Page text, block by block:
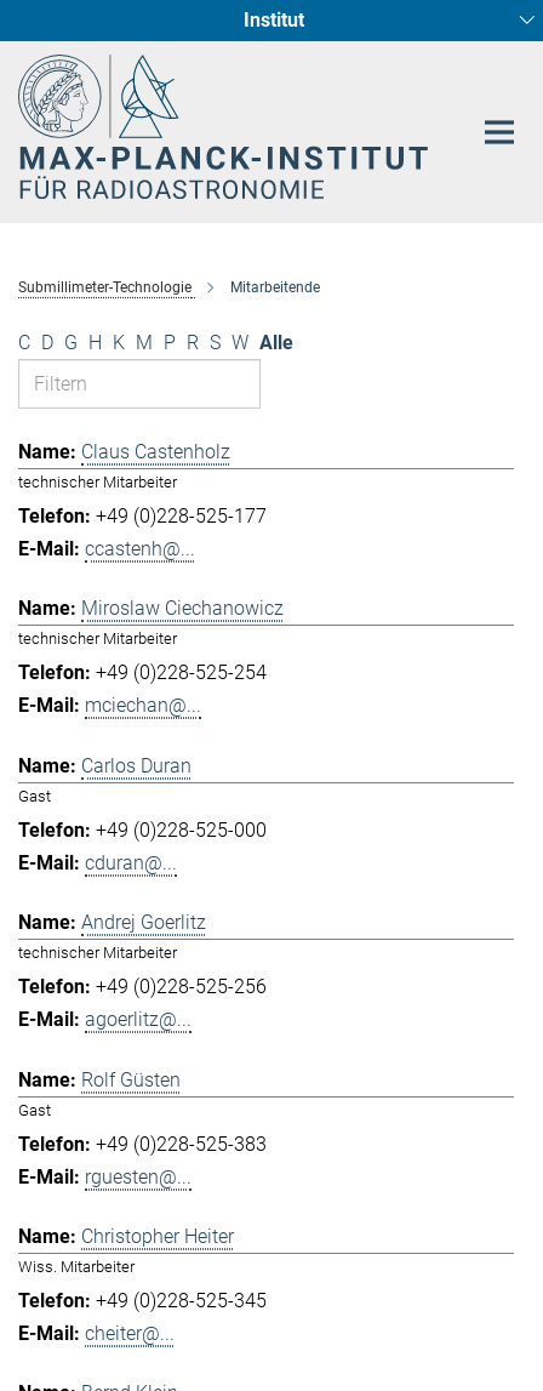
Institut
Radioastronomische Fundamentalphysik
Sternentstehung und Galaxienentwicklung
Submillimeter-Technologie Mitarbeitende
C D G H K M P R S W Alle
Claus Castenholz
technischer Mitarbeiter
+49 (0)228-525-177
ccastenh@...
Miroslaw Ciechanowicz
technischer Mitarbeiter
+49 (0)228-525-254
mciechan@...
Carlos Duran
Gast
+49 (0)228-525-000
cduran@...
Andrej Goerlitz
technischer Mitarbeiter
+49 (0)228-525-256
agoerlitz@...
Rolf Güsten
Gast
+49 (0)228-525-383
rguesten@...
Christopher Heiter
Wiss. Mitarbeiter
+49 (0)228-525-345
cheiter@...